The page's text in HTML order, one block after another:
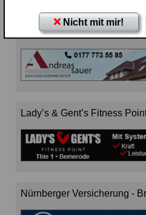
Nicht mit mir!
Dachdeckermeister Andreas
Lady’s & Gent’s Fitness
Nürnberger Versicherung -